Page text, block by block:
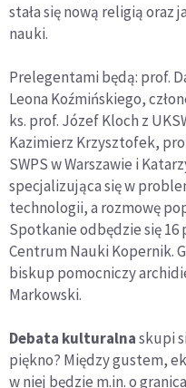
stała się nową religią oraz
nauki.
Prelegentami będą: prof.
Leona Koźmińskiego,
ks. prof. Józef Kloch z
Kazimierz Krzysztofek,
SWPS w Warszawie i
specjalizująca się w
technologii, a rozmowę
Spotkanie odbędzie się 16
Centrum Nauki Kopernik.
biskup pomocniczy
Markowski.
Debata kulturalnaskupi
piękno? Między gustem,
w niej będzie m.in. o